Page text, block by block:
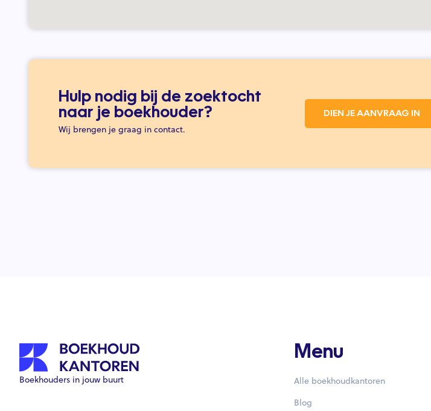
Hulp nodig bij de zoektocht
naar je boekhouder?
Wij brengen je graag in contact.
DIEN JE AANVRAAG IN
Boekhouders in jouw buurt
Menu
Alle boekhoudkantoren
Blog